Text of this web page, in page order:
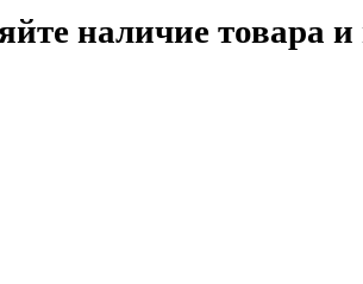
наличие товара